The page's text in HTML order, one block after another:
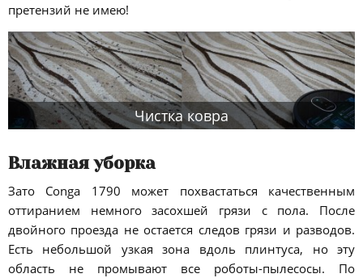
претензий не имею!
Чистка ковра
Влажная уборка
Зато Conga 1790 может похвастаться качественным
оттиранием немного засохшей грязи с пола. После
двойного проезда не остается следов грязи и разводов.
Есть небольшой узкая зона вдоль плинтуса, но эту
область не промывают все роботы-пылесосы. По